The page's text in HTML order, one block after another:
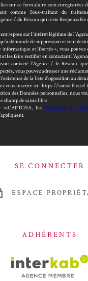
sur ce formulaire sont enregistrées
comme Sous-traitant du
/ du Réseau qui reste
repose sur l’intérêt légitime de
demande de suppression et sont
et libertés », vous pouvez
et les faire rectifier en contactant
contacté l'Agence / le Réseau,
vous pouvez adresser une
de la liste d'opposition au
vous inscrire ici : https://
des Données personnelles, nous
champ de saisie libre
reCAPTCHA, lesPolitiques de
SE CONNECTER
ESPACE
ADHÉRENTS